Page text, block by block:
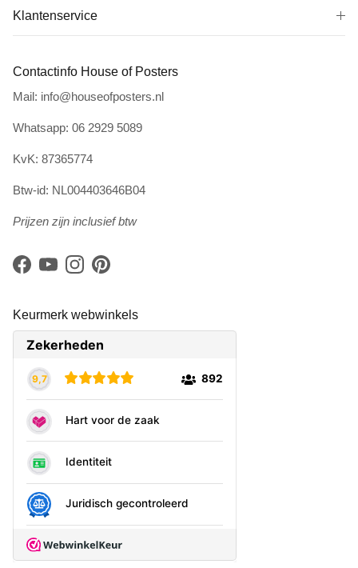
Klantenservice
Contactinfo House of Posters
Mail: info@houseofposters.nl
Whatsapp: 06 2929 5089
KvK: 87365774
Btw-id: NL004403646B04
Prijzen zijn inclusief btw
Facebook
YouTubeInstagramPinterest
Keurmerk webwinkels